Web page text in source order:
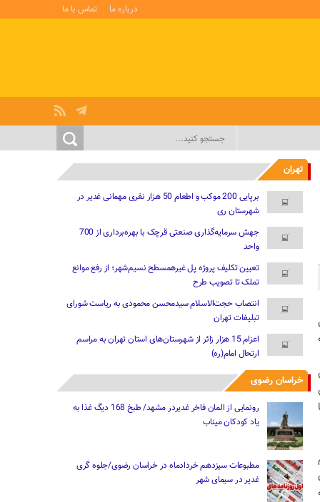
درباره ما تماس با ما
تهران
برپایی 200 موکب و اطعام 50 هزار نفری مهمانی غدیر در
شهرستان ری
جهش سرمایه‌گذاری صنعتی قرچک با بهره‌برداری از 700
واحد
تعیین تکلیف پروژه پل غیرهمسطح نسیم‌شهر؛ از رفع موانع
تملک تا تصویب طرح
انتصاب حجت‌الاسلام سیدمحسن محمودی به ریاست شورای
تبلیغات تهران
اعزام 15 هزار زائر از شهرستان‌های استان تهران به مراسم
ارتحال امام(ره)
خراسان رضوی
رونمایی از المان فاخر غدیردر مشهد/ طبخ 168 دیگ غذا به
یاد کودکان میناب
مطبوعات سیزدهم خردادماه در خراسان رضوی/جلوه گری
غدیر در سیمای شهر